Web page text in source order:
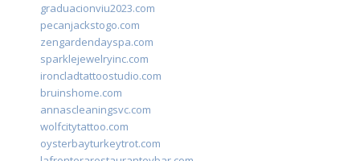
graduacionviu2023.com
pecanjackstogo.com
zengardendayspa.com
sparklejewelryinc.com
ironcladtattoostudio.com
bruinshome.com
annascleaningsvc.com
wolfcitytattoo.com
oysterbayturkeytrot.com